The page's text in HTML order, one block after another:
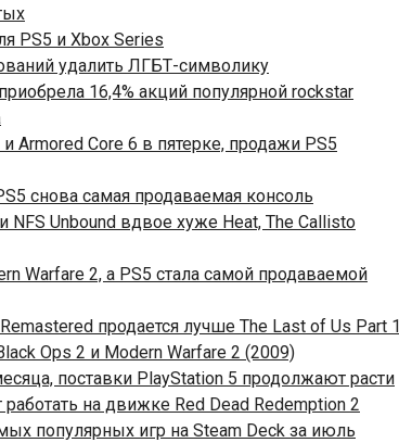
PS5 и Xbox Series
удалить ЛГБТ-символику
16,4% акций популярной rockstar
Armored Core 6 в пятерке, продажи PS5
снова самая продаваемая консоль
NFS Unbound вдвое хуже Heat, The Callisto
Warfare 2, а PS5 стала самой продаваемой
продается лучше The Last of Us Part 1
Ops 2 и Modern Warfare 2 (2009)
поставки PlayStation 5 продолжают расти
на движке Red Dead Redemption 2
популярных игр на Steam Deck за июль